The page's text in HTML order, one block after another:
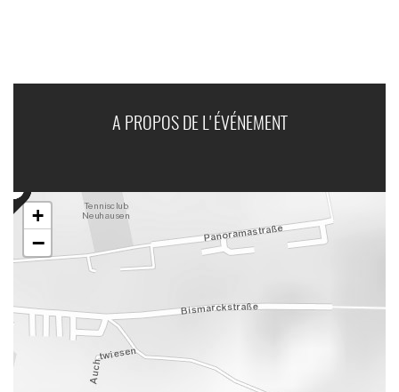
A PROPOS DE L'ÉVÉNEMENT
+
−